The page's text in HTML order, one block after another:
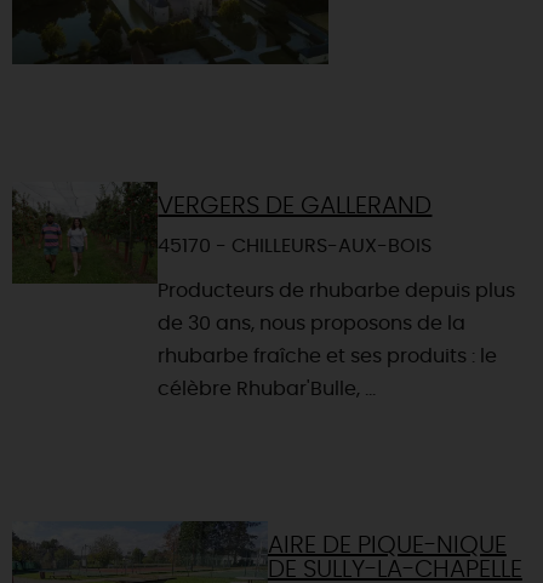
VERGERS DE GALLERAND
45170 - CHILLEURS-AUX-BOIS
Producteurs de rhubarbe depuis plus
de 30 ans, nous proposons de la
rhubarbe fraîche et ses produits : le
célèbre Rhubar'Bulle, ...
AIRE DE PIQUE-NIQUE
DE SULLY-LA-CHAPELLE